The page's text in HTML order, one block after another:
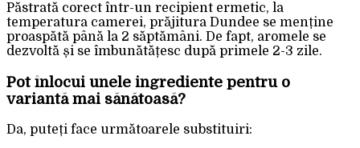
Păstrată corect într-un recipient ermetic, la
temperatura camerei, prăjitura Dundee se menține
proaspătă până la 2 săptămâni. De fapt, aromele se
dezvoltă și se îmbunătățesc după primele 2-3 zile.
Pot înlocui unele ingrediente pentru o
variantă mai sănătoasă?
Da, puteți face următoarele substituiri: